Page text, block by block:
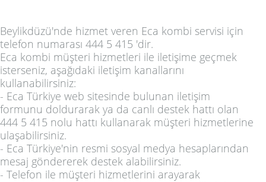
Beylikdüzü'nde hizmet veren Eca kombi servisi için
telefon numarası 444 5 415 'dir.
Eca kombi müşteri hizmetleri ile iletişime geçmek
isterseniz, aşağıdaki iletişim kanallarını
kullanabilirsiniz:
- Eca Türkiye web sitesinde bulunan iletişim
formunu doldurarak ya da canlı destek hattı olan
444 5 415 nolu hattı kullanarak müşteri hizmetlerine
ulaşabilirsiniz.
- Eca Türkiye'nin resmi sosyal medya hesaplarından
mesaj göndererek destek alabilirsiniz.
- Telefon ile müşteri hizmetlerini arayarak